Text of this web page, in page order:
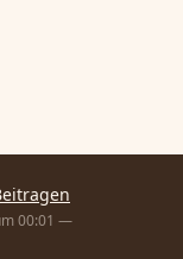
00:01 —